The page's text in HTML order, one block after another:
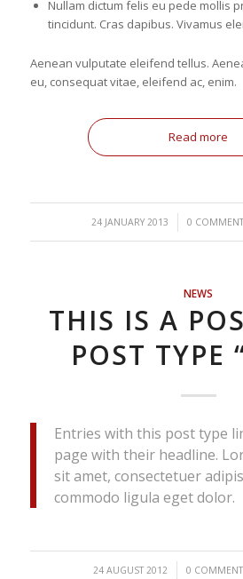
Nullam dictum felis eu pede mollis
tincidunt. Cras dapibus. Vivamus
Aenean vulputate eleifend tellus.
eu, consequat vitae, eleifend ac, enim.
Read more
24 JANUARY 2013
/ 0 /
NEWS
THIS IS A
POST TYPE
Entries with this post type
page with their headline.
sit amet, consectetuer
commodo ligula eget dolor.
24 AUGUST 2012
/ 0 /